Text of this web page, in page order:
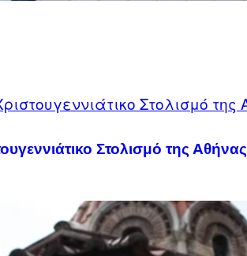
Στολισμό της Αθήνας